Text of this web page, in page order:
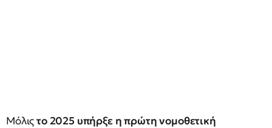
Μόλιςτο 2025 υπήρξε η πρώτη νομοθετική